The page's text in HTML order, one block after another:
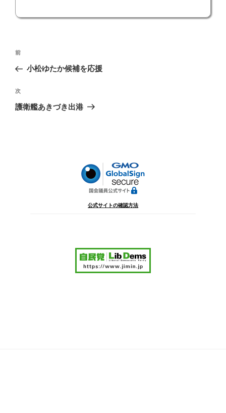
投
ナ
ビ
ゲ
前
の
稿
前
小松ゆたか候補を応援
次
の
次
護衛艦あきづき出港
公式サイトの確認方法